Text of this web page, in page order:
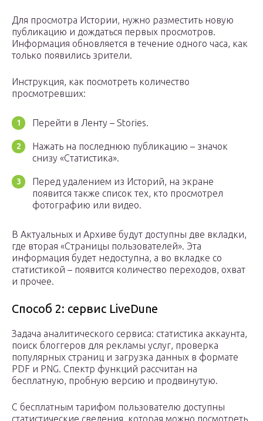
Для просмотра Истории, нужно разместить новую
публикацию и дождаться первых просмотров.
Информация обновляется в течение одного часа, как
только появились зрители.
Инструкция, как посмотреть количество
просмотревших:
Перейти в Ленту – Stories.
Нажать на последнюю публикацию – значок
снизу «Статистика».
Перед удалением из Историй, на экране
появится также список тех, кто просмотрел
фотографию или видео.
В Актуальных и Архиве будут доступны две вкладки,
где вторая «Страницы пользователей». Эта
информация будет недоступна, а во вкладке со
статистикой – появится количество переходов, охват
и прочее.
Способ 2: сервис LiveDune
Задача аналитического сервиса: статистика аккаунта,
поиск блоггеров для рекламы услуг, проверка
популярных страниц и загрузка данных в формате
PDF и PNG. Спектр функций рассчитан на
бесплатную, пробную версию и продвинутую.
С бесплатным тарифом пользователю доступны
статистические сведения, которая можно посмотреть